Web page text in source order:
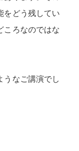
をどう残してい
ころなのではな
うなご講演でし